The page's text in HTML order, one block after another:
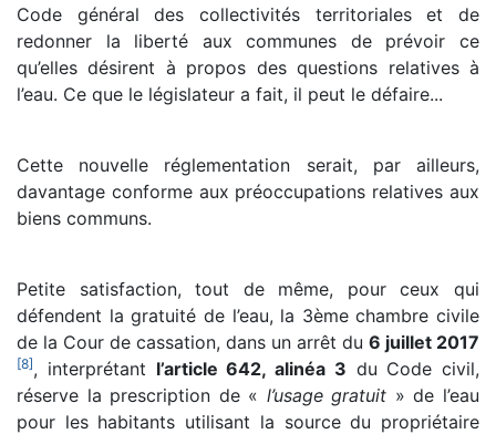
Code général des collectivités territoriales et de
redonner la liberté aux communes de prévoir ce
qu’elles désirent à propos des questions relatives à
l’eau. Ce que le législateur a fait, il peut le défaire...
Cette nouvelle réglementation serait, par ailleurs,
davantage conforme aux préoccupations relatives aux
biens communs.
Petite satisfaction, tout de même, pour ceux qui
défendent la gratuité de l’eau, la 3ème chambre civile
de la Cour de cassation, dans un arrêt du 6 juillet 2017
[8], interprétant l’article 642, alinéa 3 du Code civil,
réserve la prescription de « l’usage gratuit » de l’eau
pour les habitants utilisant la source du propriétaire